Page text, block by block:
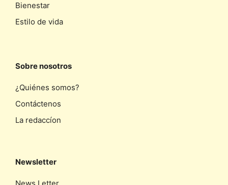
Bienestar
Estilo de vida
Sobre nosotros
¿Quiénes somos?
Contáctenos
La redaccíon
Newsletter